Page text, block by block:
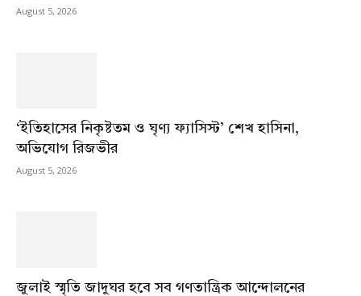
August 5, 2026
‘ইতিহাসের নিকৃষ্টতম ও ঘৃণ্য ফ্যাসিস্ট’ শেখ হাসিনা,
অভিযোগ রিজভীর
August 5, 2026
জুলাই স্মৃতি জাদুঘর হবে সব গণতান্ত্রিক আন্দোলনের